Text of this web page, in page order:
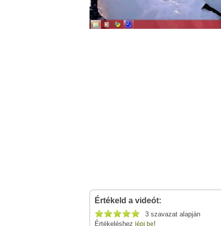
Értékeld a videót:
3 szavazat alapján
Értékeléshez lépj be!